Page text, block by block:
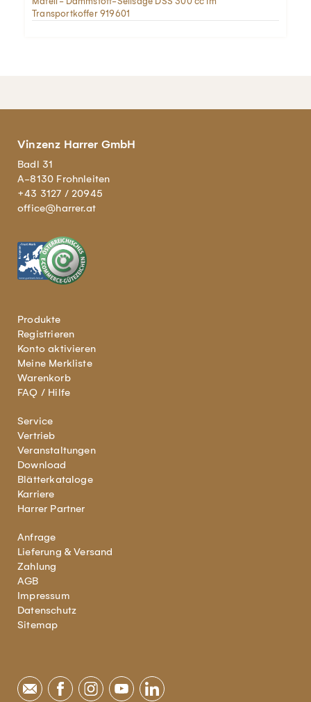
Transportkoffer 919601
Vinzenz Harrer GmbH
Badl 31
A-8130 Frohnleiten
+43 3127 / 20945
office@harrer.at
Produkte
Registrieren
Konto aktivieren
Meine Merkliste
Warenkorb
FAQ / Hilfe
Service
Vertrieb
Veranstaltungen
Download
Blätterkataloge
Karriere
Harrer Partner
Anfrage
Lieferung & Versand
Zahlung
AGB
Impressum
Datenschutz
Sitemap